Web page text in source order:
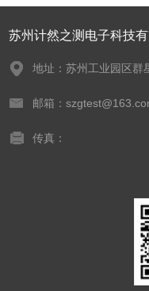
苏州计然之测电子科技有
地址：苏州工业园区群
邮箱：
传真：